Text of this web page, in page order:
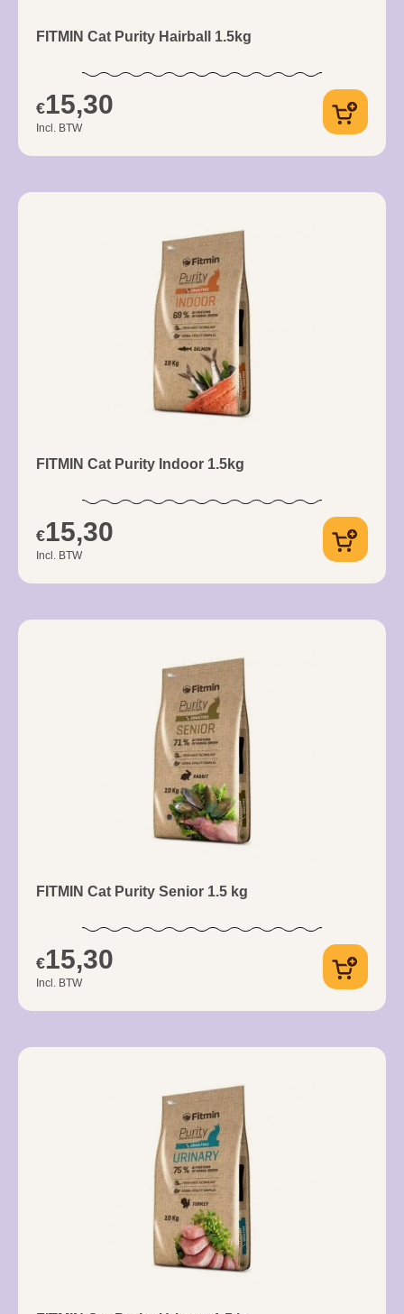
FITMIN Cat Purity Hairball 1.5kg
€15,30
Incl. BTW
FITMIN Cat Purity Indoor 1.5kg
€15,30
Incl. BTW
FITMIN Cat Purity Senior 1.5 kg
€15,30
Incl. BTW